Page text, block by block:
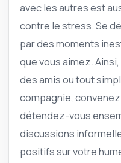
avec les autres est
contre le stress. Se
par des moments
que vous aimez.
des amis ou tout
compagnie,
détendez-vous
discussions
positifs sur votre